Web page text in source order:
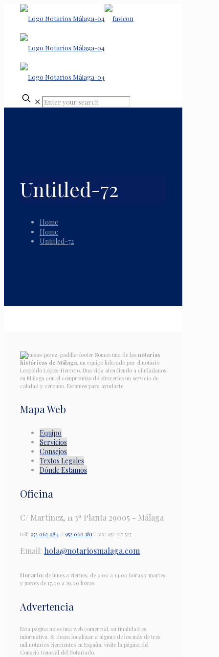
✕
Untitled-72
Home
Home
Untitled-72
Somos una de las notarías
históricas de Málaga, un equipo liderado por el notario
Leopoldo López-Herrero. Una vida atendiendo a ciudadanos
en Málaga con el compromiso de ofrecerles un servicio de
calidad y cercano. Estamos para ayudarte.
Mapa Web
Equipo
Servicios
Consejos
Textos Legales
Dónde Estamos
Oficina
C/ Martínez, 11 3ª Planta 29005 - Málaga
telf: 952 062 984 // 952 060 181 / fax: 952 217 527
Email: hola@notariosmalaga.com
Horario: de lunes a viernes, de 9.00 a 14:00 horas y martes
y jueves de 17.00 a 19.00 horas
Advertencia
Esta página no es una web comercial, su finalidad es
informativa. Si desea localizar a alguno de los más de tres
mil notarios ejercientes en España, visite la página del
Consejo General del Notariado.